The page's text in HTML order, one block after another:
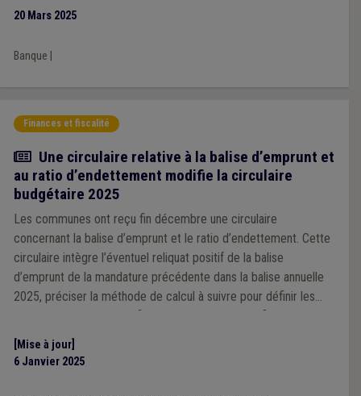
20 Mars 2025
Banque
Finances et fiscalité
Actualité
Une circulaire relative à la balise d’emprunt et
au ratio d’endettement modifie la circulaire
budgétaire 2025
Les communes ont reçu fin décembre une circulaire
concernant la balise d’emprunt et le ratio d’endettement. Cette
circulaire intègre l’éventuel reliquat positif de la balise
d’emprunt de la mandature précédente dans la balise annuelle
2025, préciser la méthode de calcul à suivre pour définir les
ratios d’endettement et fixe le ratio des charges financières à
15,5 % pour les communes sous plan de gestion.
[Mise à jour]
6 Janvier 2025